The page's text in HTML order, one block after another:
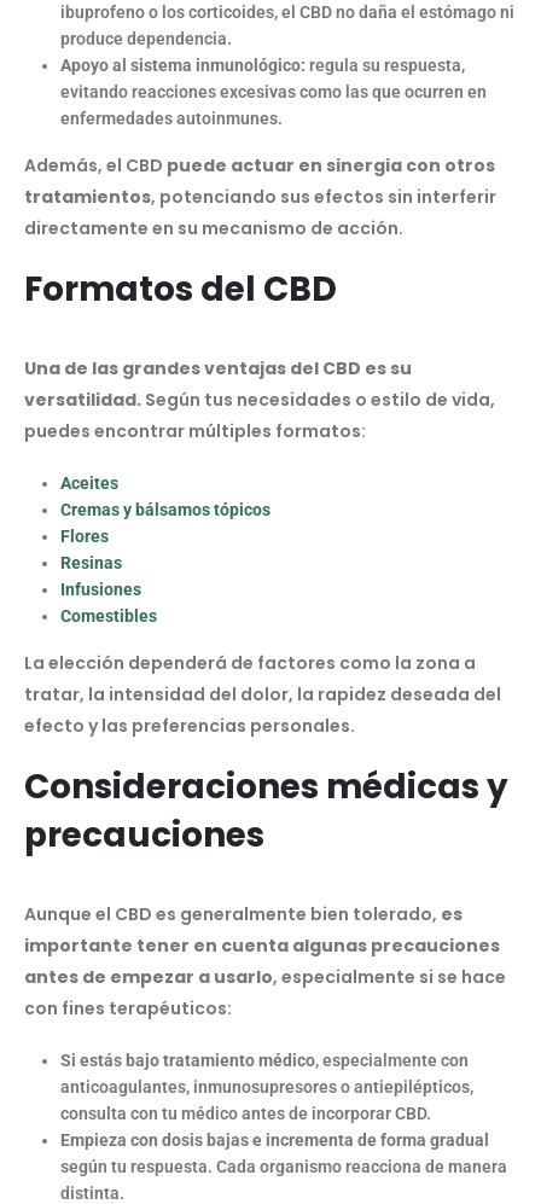
ibuprofeno o los corticoides, el CBD no daña el estómago ni
produce dependencia.
Apoyo al sistema inmunológico: regula su respuesta,
evitando reacciones excesivas como las que ocurren en
enfermedades autoinmunes.
Además, el CBD puede actuar en sinergia con otros
tratamientos, potenciando sus efectos sin interferir
directamente en su mecanismo de acción.
Formatos del CBD
Una de las grandes ventajas del CBD es su
versatilidad. Según tus necesidades o estilo de vida,
puedes encontrar múltiples formatos:
Aceites
Cremas y bálsamos tópicos
Flores
Resinas
Infusiones
Comestibles
La elección dependerá de factores como la zona a
tratar, la intensidad del dolor, la rapidez deseada del
efecto y las preferencias personales.
Consideraciones médicas y
precauciones
Aunque el CBD es generalmente bien tolerado, es
importante tener en cuenta algunas precauciones
antes de empezar a usarlo, especialmente si se hace
con fines terapéuticos:
Si estás bajo tratamiento médico, especialmente con
anticoagulantes, inmunosupresores o antiepilépticos,
consulta con tu médico antes de incorporar CBD.
Empieza con dosis bajas e incrementa de forma gradual
según tu respuesta. Cada organismo reacciona de manera
distinta.